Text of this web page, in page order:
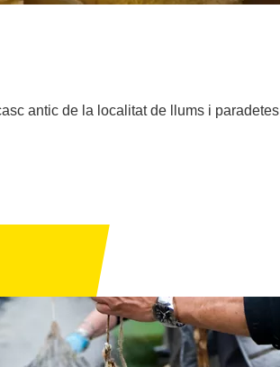
antic de la localitat de llums i paradetes